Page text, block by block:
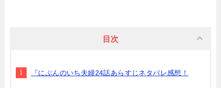
目次
『にぶんのいち夫婦24話あらすじネタバレ感想！